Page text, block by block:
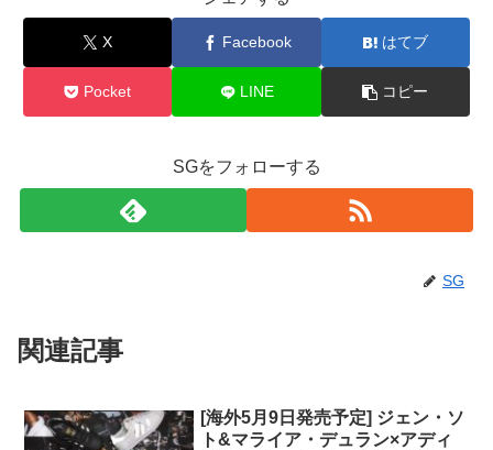
X Facebook はてブ
Pocket LINE コピー
SGをフォローする
SG
関連記事
[海外5月9日発売予定] ジェン・ソ
ト&マライア・デュラン×アディ